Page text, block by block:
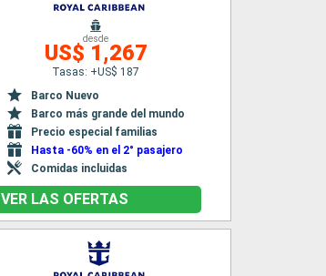
desde
US$ 1,267
Tasas: +US$ 187
Barco Nuevo
Barco más grande del mundo
Precio especial familias
Hasta -60% en el 2° pasajero
Comidas incluidas
VER LAS OFERTAS